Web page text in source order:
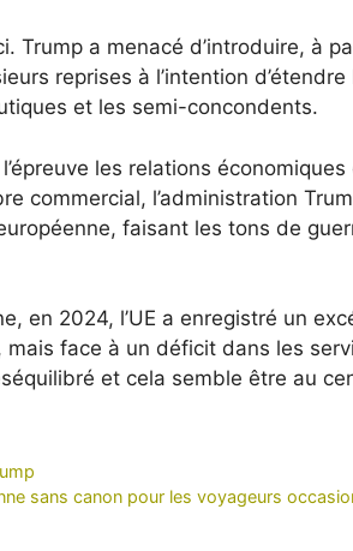
Trump a menacé d’introduire, à
reprises à l’intention
et les semi-concondents.
les relations
commercial, l’administration
faisant les tons de
en 2024, l’UE a enregistré un
face à un déficit dans les
et cela semble être au
sans canon pour les voyageurs